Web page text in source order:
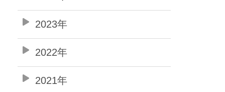
2023年
2022年
2021年